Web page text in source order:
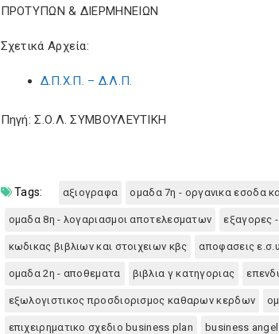
ΠΡΟΤΥΠΩΝ & ΔΙΕΡΜΗΝΕΙΩΝ
Σχετικά Αρχεία:
Δ.Π.Χ.Π. – Δ.Λ.Π.
Πηγή: Σ.Ο.Λ. ΣΥΜΒΟΥΛΕΥΤΙΚΗ
Tags: αξιογραφα ομαδα 7η - οργανικα εσοδα
ομαδα 8η - λογαριασμοι αποτελεσματων εξαγορες
κωδικας βιβλιων και στοιχειων κβς αποφασεις
ομαδα 2η - αποθεματα βιβλια γ κατηγοριας
εξωλογιστικος προσδιορισμος καθαρων κερδων
επιχειρηματικο σχεδιο business plan business